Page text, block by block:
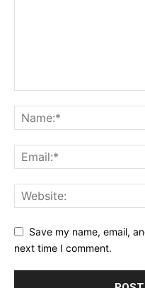
Save my name, email,
next time I comment.